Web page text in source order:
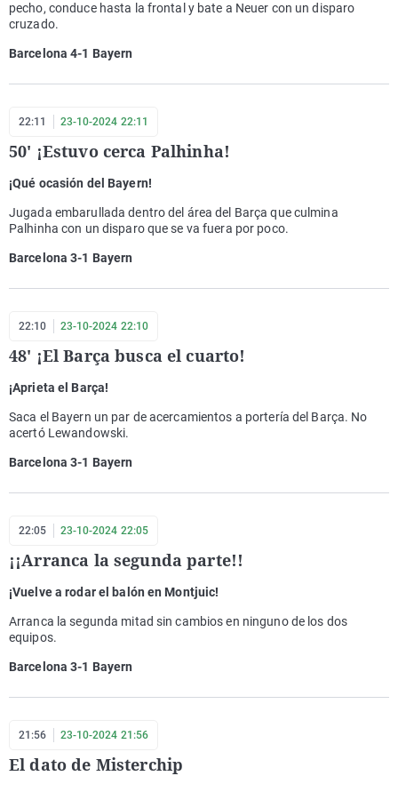
pecho, conduce hasta la frontal y bate a Neuer con un disparo
cruzado.
Barcelona 4-1 Bayern
22:11 23-10-2024 22:11
50' ¡Estuvo cerca Palhinha!
¡Qué ocasión del Bayern!
Jugada embarullada dentro del área del Barça que culmina
Palhinha con un disparo que se va fuera por poco.
Barcelona 3-1 Bayern
22:10 23-10-2024 22:10
48' ¡El Barça busca el cuarto!
¡Aprieta el Barça!
Saca el Bayern un par de acercamientos a portería del Barça. No
acertó Lewandowski.
Barcelona 3-1 Bayern
22:05 23-10-2024 22:05
¡¡Arranca la segunda parte!!
¡Vuelve a rodar el balón en Montjuic!
Arranca la segunda mitad sin cambios en ninguno de los dos
equipos.
Barcelona 3-1 Bayern
21:56 23-10-2024 21:56
El dato de Misterchip